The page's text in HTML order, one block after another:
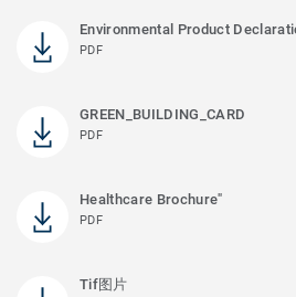
Environmental Product
PDF
GREEN_BUILDING_CARD
PDF
Healthcare Brochure"
PDF
Tif图片